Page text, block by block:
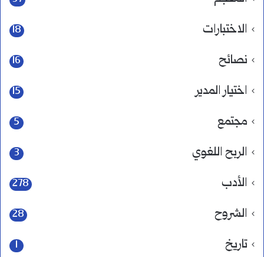
الاختبارات 18
نصائح 16
اختيار المدير 15
مجتمع 5
الربح اللغوي 3
الأدب 278
الشروح 28
تاريخ 1